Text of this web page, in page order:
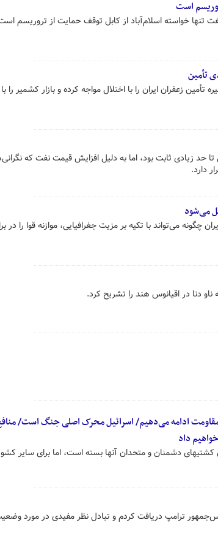
است
تنها خواسته اسلام‌آباد از کابل توقف حمایت از تروریسم
تأمین
زعفران ایران را با اختلال مواجه کرده و بازار کشمیر را
حد زیادی ثابت بود، اما به دلیل افزایش قیمت نفت که
دارد.
می‌شود
می‌تواند با تکیه بر مزیت جغرافیایی، موازنه قوا را در
ناو دنا در اقیانوس هند را تشریح کرد.
ادامه می‌دهیم/ اسرائیل محرک اصلی جنگ است/
داد
کشتیهای دشمنان و متحدان آنها بسته است، اما برای سایر
ترامپ دریافت کردم و تبادل نظر مفیدی در مورد